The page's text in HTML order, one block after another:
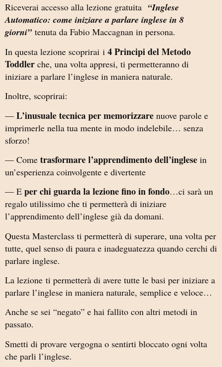
Riceverai accesso alla lezione gratuita “Inglese
Automatico: come iniziare a parlare inglese in 8
giorni” tenuta da Fabio Maccagnan in persona.
In questa lezione scoprirai i 4 Principi del Metodo
Toddler che, una volta appresi, ti permetteranno di
iniziare a parlare l’inglese in maniera naturale.
Inoltre, scoprirai:
— L’inusuale tecnica per memorizzare nuove parole e
imprimerle nella tua mente in modo indelebile… senza
sforzo!
— Come trasformare l’apprendimento dell’inglese in
un’esperienza coinvolgente e divertente
— E per chi guarda la lezione fino in fondo…ci sarà un
regalo utilissimo che ti permetterà di iniziare
l’apprendimento dell’inglese già da domani.
Questa Masterclass ti permetterà di superare, una volta per
tutte, quel senso di paura e inadeguatezza quando cerchi di
parlare inglese.
La lezione ti permetterà di avere tutte le basi per iniziare a
parlare l’inglese in maniera naturale, semplice e veloce…
Anche se sei “negato” e hai fallito con altri metodi in
passato.
Smetti di provare vergogna o sentirti bloccato ogni volta
che parli l’inglese.